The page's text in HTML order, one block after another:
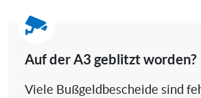
Auf der A3 geblitzt worden?
Viele Bußgeldbescheide sind